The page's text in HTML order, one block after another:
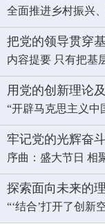
全面推进乡村振兴
把党的领导贯穿
内容提要 只有把基
用党的创新理论
“开辟马克思主义中
牢记党的光辉奋
序曲：盛大节日 相
探索面向未来的
“‘结合’打开了创新